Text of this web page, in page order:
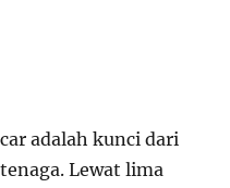
adalah kunci dari
Lewat lima